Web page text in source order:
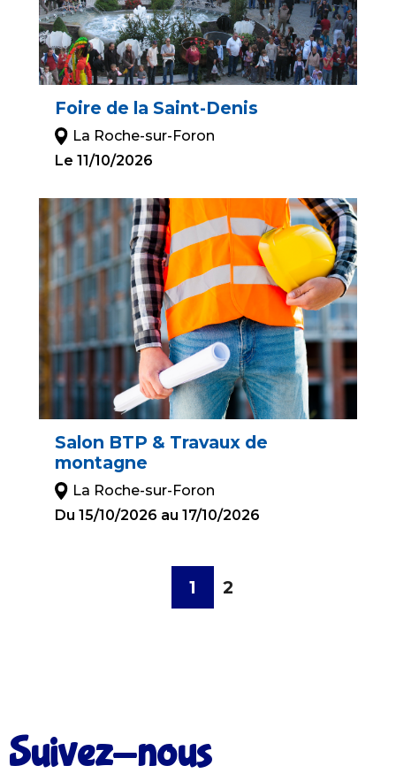
Foire de la Saint-Denis
La Roche-sur-Foron
Le 11/10/2026
Salon BTP & Travaux de
montagne
La Roche-sur-Foron
Du 15/10/2026 au 17/10/2026
1 2
Suivez-nous